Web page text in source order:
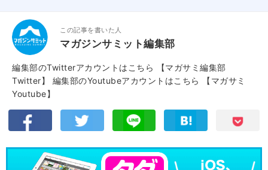
この記事を書いた人
マガジンサミット編集部
編集部のTwitterアカウントはこちら
【マガサミ編集部
Twitter】
編集部のYoutubeアカウントはこちら
【マガサミ
Youtube】